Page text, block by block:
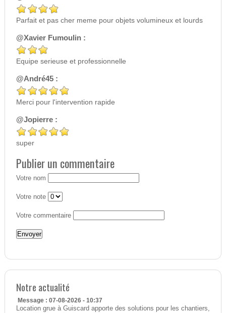
Parfait et pas cher meme pour objets volumineux et lourds
@Xavier Fumoulin :
Equipe serieuse et professionnelle
@André45 :
Merci pour l'intervention rapide
@Jopierre :
super
Publier un commentaire
Votre nom
Votre note
Votre commentaire
Notre actualité
Message : 07-08-2026 - 10:37
Location grue à Guiscard apporte des solutions pour les chantiers,